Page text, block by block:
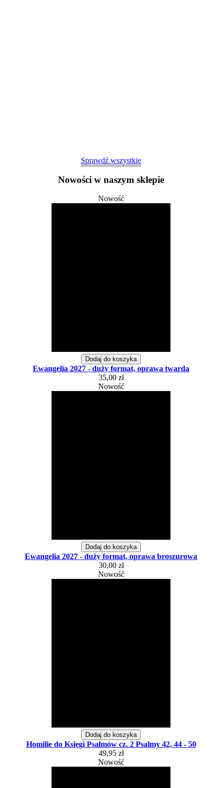
Sprawdź wszystkie
Nowości w naszym sklepie
Nowość
Dodaj do koszyka
Ewangelia 2027 - duży format, oprawa twarda
35,00 zł
Nowość
Dodaj do koszyka
Ewangelia 2027 - duży format, oprawa broszurowa
30,00 zł
Nowość
Dodaj do koszyka
Homilie do Księgi Psalmów cz. 2 Psalmy 42, 44 - 50
49,95 zł
Nowość